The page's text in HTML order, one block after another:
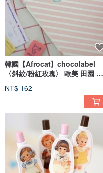
韓國【Afrocat】chocolabel
〈斜紋/粉紅玫瑰〉 歐美 田園 鄉
pin rose
NT$ 162